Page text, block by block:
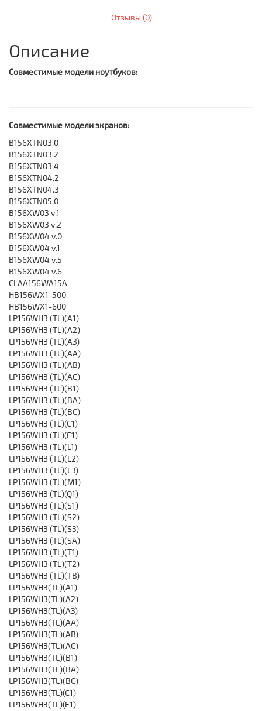
Отзывы (0)
Описание
Совместимые модели ноутбуков:
Совместимые модели экранов:
B156XTN03.0
B156XTN03.2
B156XTN03.4
B156XTN04.2
B156XTN04.3
B156XTN05.0
B156XW03 v.1
B156XW03 v.2
B156XW04 v.0
B156XW04 v.1
B156XW04 v.5
B156XW04 v.6
CLAA156WA15A
HB156WX1-500
HB156WX1-600
LP156WH3 (TL)(A1)
LP156WH3 (TL)(A2)
LP156WH3 (TL)(A3)
LP156WH3 (TL)(AA)
LP156WH3 (TL)(AB)
LP156WH3 (TL)(AC)
LP156WH3 (TL)(B1)
LP156WH3 (TL)(BA)
LP156WH3 (TL)(BC)
LP156WH3 (TL)(C1)
LP156WH3 (TL)(E1)
LP156WH3 (TL)(L1)
LP156WH3 (TL)(L2)
LP156WH3 (TL)(L3)
LP156WH3 (TL)(M1)
LP156WH3 (TL)(Q1)
LP156WH3 (TL)(S1)
LP156WH3 (TL)(S2)
LP156WH3 (TL)(S3)
LP156WH3 (TL)(SA)
LP156WH3 (TL)(T1)
LP156WH3 (TL)(T2)
LP156WH3 (TL)(TB)
LP156WH3(TL)(A1)
LP156WH3(TL)(A2)
LP156WH3(TL)(A3)
LP156WH3(TL)(AA)
LP156WH3(TL)(AB)
LP156WH3(TL)(AC)
LP156WH3(TL)(B1)
LP156WH3(TL)(BA)
LP156WH3(TL)(BC)
LP156WH3(TL)(C1)
LP156WH3(TL)(E1)